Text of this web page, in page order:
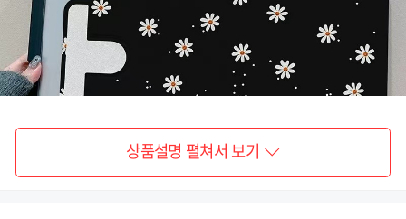
상품설명 펼쳐서 보기